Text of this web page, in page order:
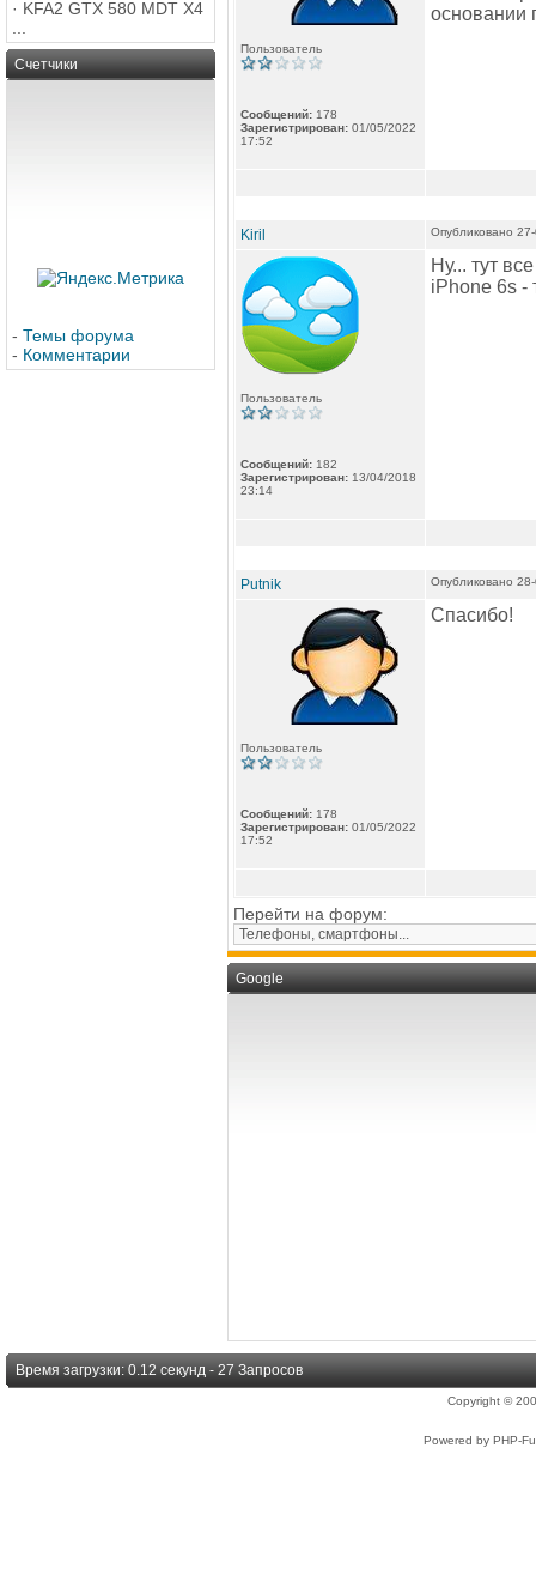
· KFA2 GTX 580 MDT X4
Счетчики
- Темы форума
- Комментарии
Пользователь
Сообщений: 178
Зарегистрирован: 01/05/2022
17:52
основании
Kiril Опубликовано
Пользователь
Сообщений: 182
Зарегистрирован: 13/04/2018
23:14
Ну... тут
iPhone 6s -
Putnik Опубликовано
Пользователь
Сообщений: 178
Зарегистрирован: 01/05/2022
17:52
Спасибо!
Перейти на форум:
Google
Время загрузки: 0.12 секунд - 27 Запросов
Copyright ©
Powered by PHP-